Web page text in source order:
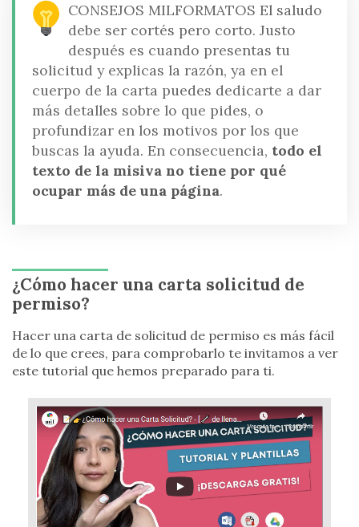
CONSEJOS MILFORMATOS El saludo
debe ser cortés pero corto. Justo
después es cuando presentas tu
solicitud y explicas la razón, ya en el
cuerpo de la carta puedes dedicarte a dar
más detalles sobre lo que pides, o
profundizar en los motivos por los que
buscas la ayuda. En consecuencia, todo el
texto de la misiva no tiene por qué
ocupar más de una página.
¿Cómo hacer una carta solicitud de
permiso?
Hacer una carta de solicitud de permiso es más fácil
de lo que crees, para comprobarlo te invitamos a ver
este tutorial que hemos preparado para ti.